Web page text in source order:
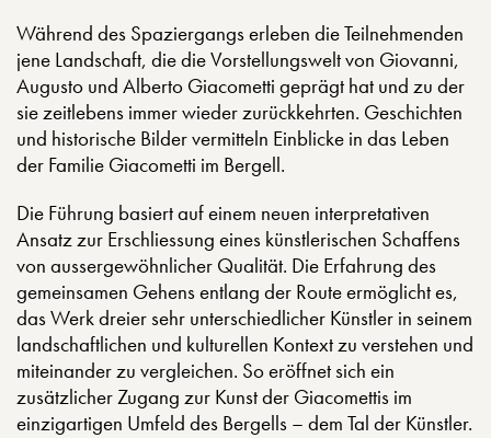
Während des Spaziergangs erleben die Teilnehmenden
jene Landschaft, die die Vorstellungswelt von Giovanni,
Augusto und Alberto Giacometti geprägt hat und zu der
sie zeitlebens immer wieder zurückkehrten. Geschichten
und historische Bilder vermitteln Einblicke in das Leben
der Familie Giacometti im Bergell.
Die Führung basiert auf einem neuen interpretativen
Ansatz zur Erschliessung eines künstlerischen Schaffens
von aussergewöhnlicher Qualität. Die Erfahrung des
gemeinsamen Gehens entlang der Route ermöglicht es,
das Werk dreier sehr unterschiedlicher Künstler in seinem
landschaftlichen und kulturellen Kontext zu verstehen und
miteinander zu vergleichen. So eröffnet sich ein
zusätzlicher Zugang zur Kunst der Giacomettis im
einzigartigen Umfeld des Bergells – dem Tal der Künstler.